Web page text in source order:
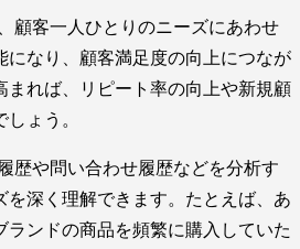
顧客一人ひとりのニーズにあわせ
になり、顧客満足度の向上につなが
まれば、リピート率の向上や新規顧
ょう。
歴や問い合わせ履歴などを分析す
を深く理解できます。たとえば、あ
ランドの商品を頻繁に購入していた